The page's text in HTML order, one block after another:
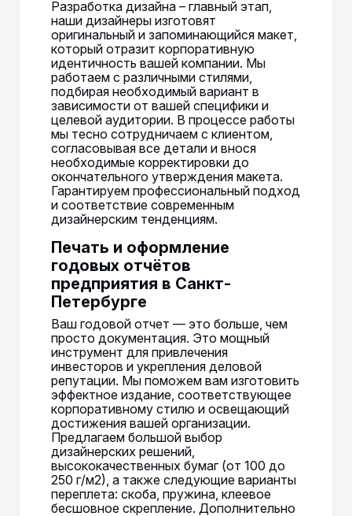
Разработка дизайна – главный этап,
наши дизайнеры изготовят
оригинальный и запоминающийся макет,
который отразит корпоративную
идентичность вашей компании. Мы
работаем с различными стилями,
подбирая необходимый вариант в
зависимости от вашей специфики и
целевой аудитории. В процессе работы
мы тесно сотрудничаем с клиентом,
согласовывая все детали и внося
необходимые корректировки до
окончательного утверждения макета.
Гарантируем профессиональный подход
и соответствие современным
дизайнерским тенденциям.
Печать и оформление
годовых отчётов
предприятия в Санкт-
Петербурге
Ваш годовой отчет — это больше, чем
просто документация. Это мощный
инструмент для привлечения
инвесторов и укрепления деловой
репутации. Мы поможем вам изготовить
эффектное издание, соответствующее
корпоративному стилю и освещающий
достижения вашей организации.
Предлагаем большой выбор
дизайнерских решений,
высококачественных бумаг (от 100 до
250 г/м2), а также следующие варианты
переплета: скоба, пружина, клеевое
бесшовное скрепление. Дополнительно